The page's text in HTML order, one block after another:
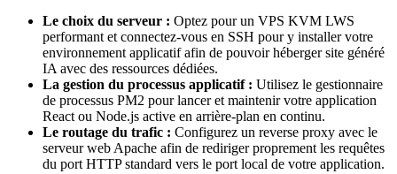
Le choix du serveur : Optez pour un VPS KVM LWS
performant et connectez-vous en SSH pour y installer votre
environnement applicatif afin de pouvoir héberger site généré
IA avec des ressources dédiées.
La gestion du processus applicatif : Utilisez le gestionnaire
de processus PM2 pour lancer et maintenir votre application
React ou Node.js active en arrière-plan en continu.
Le routage du trafic : Configurez un reverse proxy avec le
serveur web Apache afin de rediriger proprement les requêtes
du port HTTP standard vers le port local de votre application.